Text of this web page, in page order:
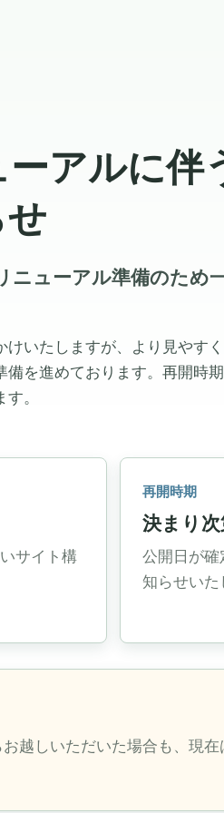
アルに伴
せ
ューアル準備のため
けいたしますが、より見やす
を進めております。再開時期
。
サイト構
再開時期
決まり
公開日が確
知らせいた
越しいただいた場合も、現